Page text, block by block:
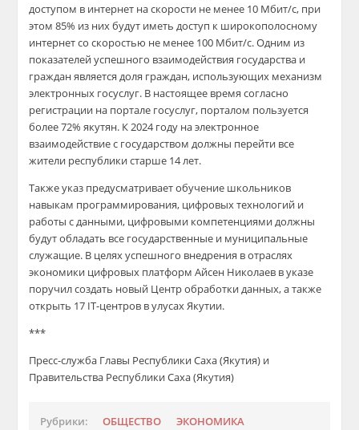
доступом в интернет на скорости не менее 10 Мбит/с, при
этом 85% из них будут иметь доступ к широкополосному
интернет со скоростью не менее 100 Мбит/с. Одним из
показателей успешного взаимодействия государства и
граждан является доля граждан, использующих механизм
электронных госуслуг. В настоящее время согласно
регистрации на портале госуслуг, порталом пользуется
более 72% якутян. К 2024 году на электронное
взаимодействие с государством должны перейти все
жители республики старше 14 лет.
Также указ предусматривает обучение школьников
навыкам программирования, цифровых технологий и
работы с данными, цифровыми компетенциями должны
будут обладать все государственные и муниципальные
служащие. В целях успешного внедрения в отраслях
экономики цифровых платформ Айсен Николаев вуказе
поручил создать новый Центробработки данных, а также
открыть 17 IT-центров в улусах Якутии.
***
Пресс-служба Главы Республики Саха (Якутия) и
Правительства Республики Саха (Якутия)
Рубрики: ОБЩЕСТВО ЭКОНОМИКА